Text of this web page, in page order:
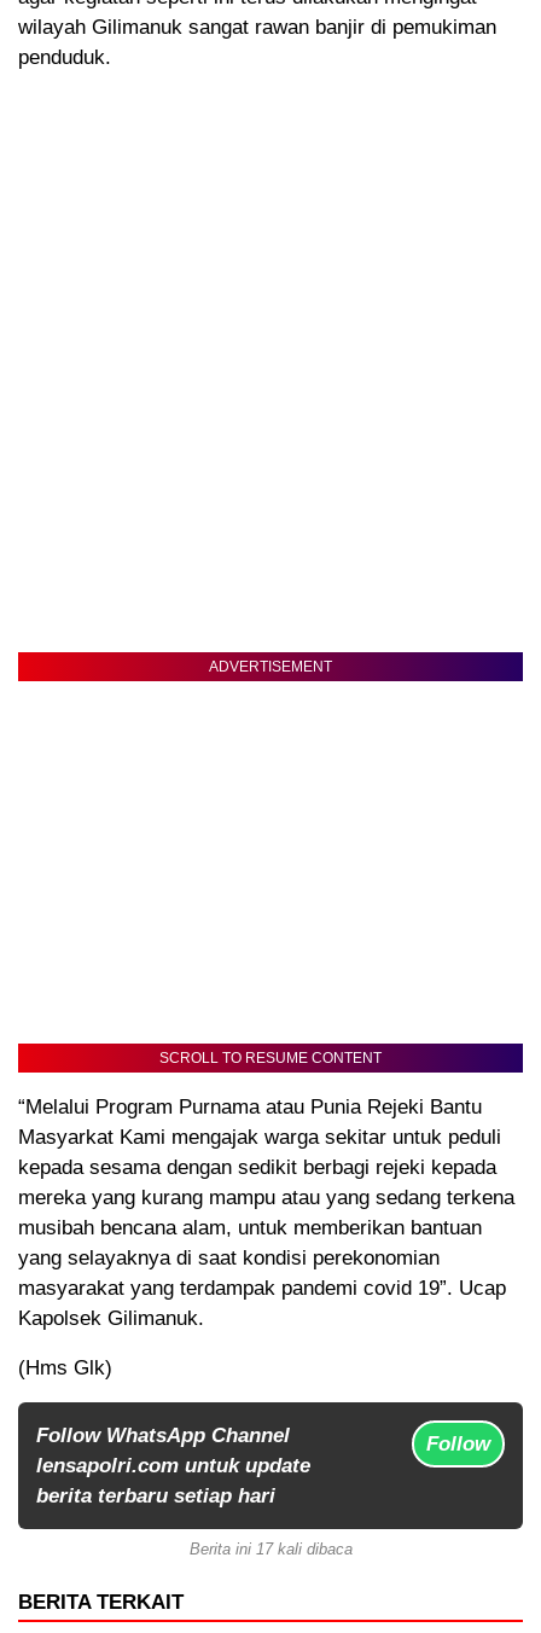
wilayah Gilimanuk sangat rawan banjir di pemukiman
penduduk.
ADVERTISEMENT
SCROLL TO RESUME CONTENT
“Melalui Program Purnama atau Punia Rejeki Bantu
Masyarkat Kami mengajak warga sekitar untuk peduli
kepada sesama dengan sedikit berbagi rejeki kepada
mereka yang kurang mampu atau yang sedang terkena
musibah bencana alam, untuk memberikan bantuan
yang selayaknya di saat kondisi perekonomian
masyarakat yang terdampak pandemi covid 19”. Ucap
Kapolsek Gilimanuk.
(Hms Glk)
Follow WhatsApp Channel
lensapolri.com untuk update
berita terbaru setiap hari
Follow
Berita ini 17 kali dibaca
BERITA TERKAIT